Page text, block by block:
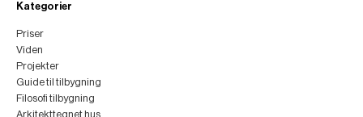
Kategorier
Priser
Viden
Projekter
Guide til tilbygning
Filosofi tilbygning
Arkitekttegnet hus